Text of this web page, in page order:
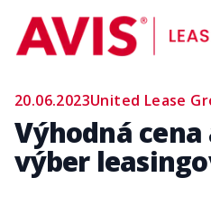
AVIS Lease
20.06.2023United Lease
Výhodná
výber